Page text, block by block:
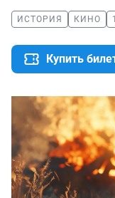
ИСТОРИЯ КИНО
Купить